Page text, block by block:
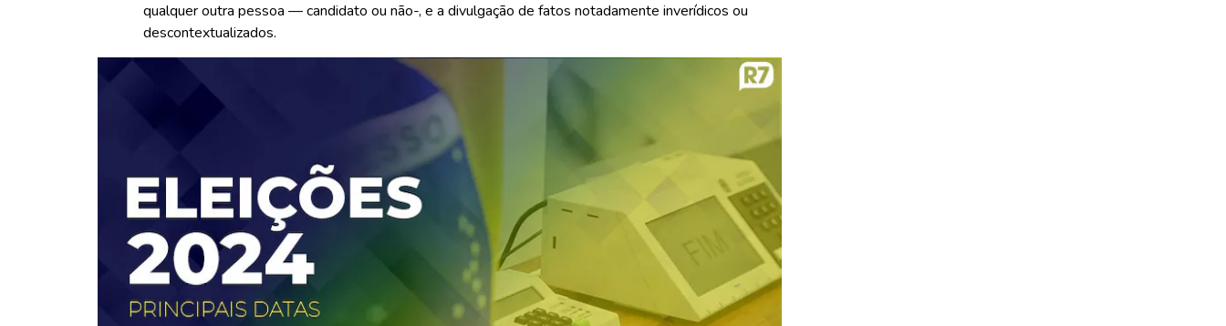
qualquer outra pessoa — candidato ou não-, e a divulgação de fatos notadamente inverídicos ou
descontextualizados.